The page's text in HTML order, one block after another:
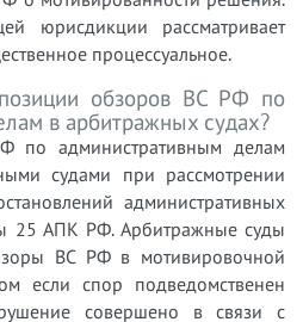
юрисдикции рассматривает
процессуальное.
обзоров ВС РФ по
в арбитражных судах?
по административным делам
судами при рассмотрении
административных
25 АПК РФ. Арбитражные суды
ВС РФ в мотивировочной
если спор подведомственен
совершено в связи с